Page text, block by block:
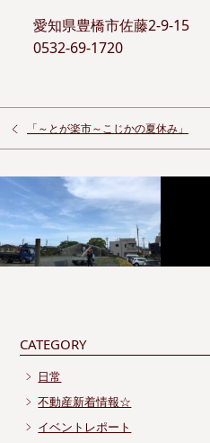
愛知県豊橋市佐藤2-9-15
0532-69-1720
「～とが楽市～こじかの夏休み」
CATEGORY
日常
不動産新着情報☆
イベントレポート